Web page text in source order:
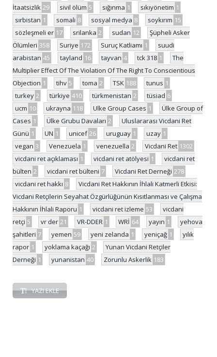
İtaatsizlik 29 sivil ölüm 5 sığınma 1 sıkıyönetim 1
sırbistan 1 somali 8 sosyal medya 8 soykırım 15
sözleşmeli er 17 srilanka 2 sudan 12
Şüpheli Asker
Ölümleri 358 Suriye 172 Suruç Katliamı 1
suudi
arabistan 45 tayland 16 tayvan 4 tck 318 1
The
Multiplier Effect Of The Violation Of The Right To Conscientious
Objection 1 tihv 5 toma 2 TSK 188 tunus 1
turkey 2 türkiye 410 türkmenistan 2 tüsiad 6
ucm 10 ukrayna 118 Ulke Group Cases 1
Ülke Group of
Cases 1 Ülke Grubu Davaları 2
Uluslararası Vicdani Ret
Günü 1 UN 1 unicef 26 uruguay 1 uzay 1
vegan 3 Venezuela 1 venezuella 2 Vicdani Ret 1302
vicdani ret açıklaması 1 vicdani ret atölyesi 1
vicdani ret
bülten 2 vicdani ret bülteni 7 Vicdani Ret Derneği 278
vicdani ret hakkı 8
Vicdani Ret Hakkının İhlali Katmerli Etkisi:
Vicdani Retçilerin Seyahat Özgürlüğünün Kısıtlanması ve Çalışma
Hakkının İhlali Raporu 1 vicdani ret izleme 53
vicdani
retçi 5 vr der 21 VR-DDER 1 WRİ 64 yayın 1
yehova
şahitleri 7 yemen 59 yeni zelanda 1 yeniçağ 1
yılık
rapor 1 yoklama kaçağı 2
Yunan Vicdani Retçiler
Derneği 1 yunanistan 40 Zorunlu Askerlik 183
YAZI EKLE